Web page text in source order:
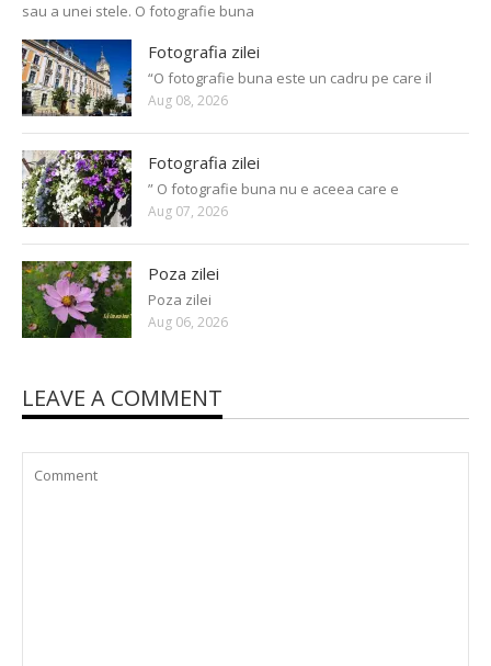
sau a unei stele. O fotografie buna
Fotografia zilei
“O fotografie buna este un cadru pe care il
Aug 08, 2026
Fotografia zilei
” O fotografie buna nu e aceea care e
Aug 07, 2026
Poza zilei
Poza zilei
Aug 06, 2026
LEAVE A COMMENT